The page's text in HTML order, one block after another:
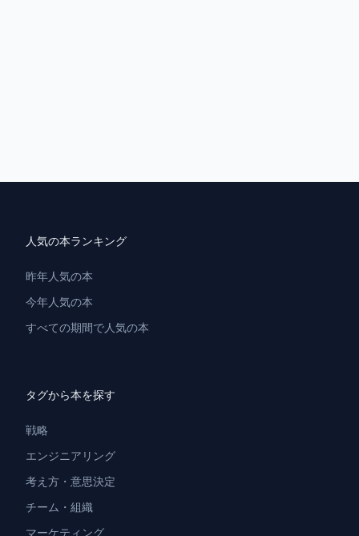
人気の本ランキング
昨年人気の本
今年人気の本
すべての期間で人気の本
タグから本を探す
戦略
エンジニアリング
考え方・意思決定
チーム・組織
マーケティング